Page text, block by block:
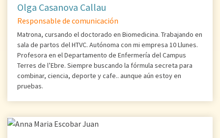
Olga Casanova Callau
Responsable de comunicación
Matrona, cursando el doctorado en Biomedicina. Trabajando en
sala de partos del HTVC. Autónoma con mi empresa 10 Llunes.
Profesora en el Departamento de Enfermería del Campus
Terres de l’Ebre. Siempre buscando la fórmula secreta para
combinar, ciencia, deporte y cafe.. aunque aún estoy en
pruebas.